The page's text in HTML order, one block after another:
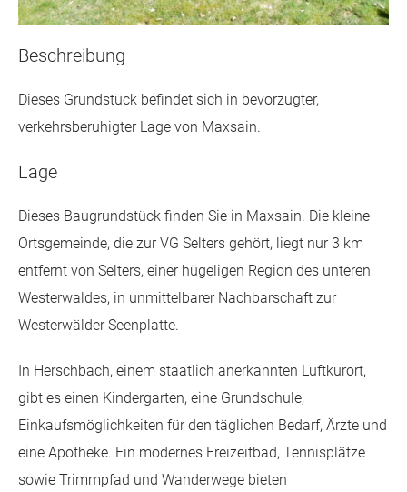
Beschreibung
Dieses Grundstück befindet sich in bevorzugter,
verkehrsberuhigter Lage von Maxsain.
Lage
Dieses Baugrundstück finden Sie in Maxsain. Die kleine
Ortsgemeinde, die zur VG Selters gehört, liegt nur 3 km
entfernt von Selters, einer hügeligen Region des unteren
Westerwaldes, in unmittelbarer Nachbarschaft zur
Westerwälder Seenplatte.
In Herschbach, einem staatlich anerkannten Luftkurort,
gibt es einen Kindergarten, eine Grundschule,
Einkaufsmöglichkeiten für den täglichen Bedarf, Ärzte und
eine Apotheke. Ein modernes Freizeitbad, Tennisplätze
sowie Trimmpfad und Wanderwege bieten